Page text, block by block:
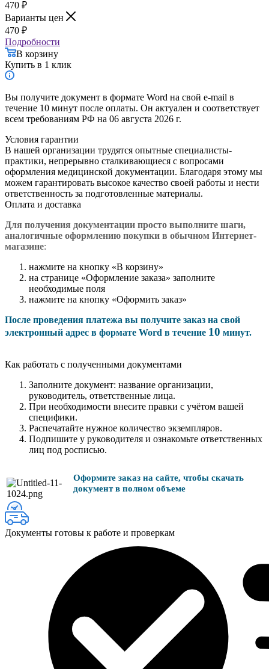
470 ₽
Варианты цен
470 ₽
Подробности
В корзину
Купить в 1 клик
Вы получите документ в формате Word на свой e-mail в
течение 10 минут после оплаты. Он актуален и соответствует
всем требованиям РФ на 06 августа 2026 г.
Условия гарантии
В нашей организации трудятся опытные специалисты-
практики, непрерывно сталкивающиеся с вопросами
оформления медицинской документации. Благодаря этому мы
можем гарантировать высокое качество своей работы и нести
ответственность за подготовленные материалы.
Оплата и доставка
Для получения документации просто выполните шаги,
аналогичные оформлению покупки в обычном Интернет-
магазине:
нажмите на кнопку «В корзину»
на странице «Оформление заказа» заполните
необходимые поля
нажмите на кнопку «Оформить заказ»
После проведения платежа вы получите заказ на свой
электронный адрес в формате Word в течение 10 минут.
Как работать с полученными документами
Заполните документ: название организации,
руководитель, ответственные лица.
При необходимости внесите правки с учётом вашей
специфики.
Распечатайте нужное количество экземпляров.
Подпишите у руководителя и ознакомьте ответственных
лиц под росписью.
Оформите заказ на сайте, чтобы скачать
документ в полном объеме
Документы готовы к работе и проверкам